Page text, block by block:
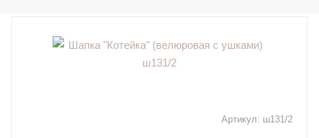
Артикул: ш131/2